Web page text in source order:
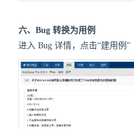
六、Bug 转换为用例
进入 Bug 详情，点击“建用例”